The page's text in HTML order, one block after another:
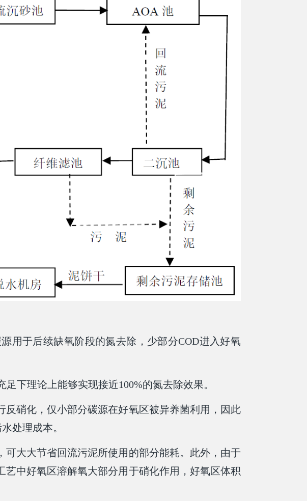
用于后续缺氧阶段的氮去除，少部分COD进入好氧
下理论上能够实现接近100%的氮去除效果。
硝化，仅小部分碳源在好氧区被异养菌利用，因此
处理成本。
大大节省回流污泥所使用的部分能耗。此外，由于
中好氧区溶解氧大部分用于硝化作用，好氧区体积